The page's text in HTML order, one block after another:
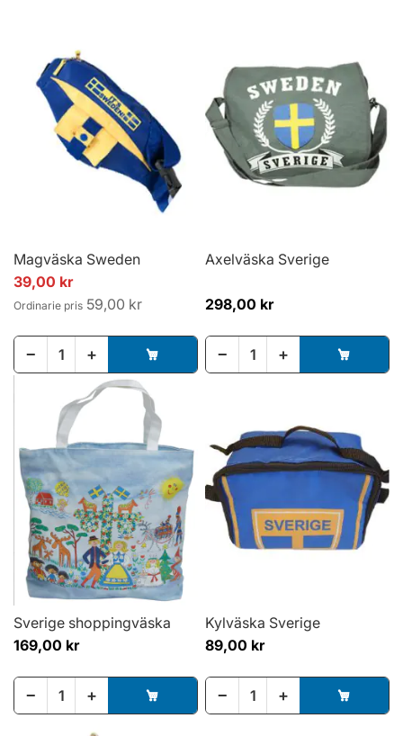
Magväska Sweden
Specialpris
39,00 kr
Ordinarie pris 59,00 kr
− +
Axelväska Sverige
298,00 kr
− +
Sverige shoppingväska
169,00 kr
− +
Kylväska Sverige
89,00 kr
− +